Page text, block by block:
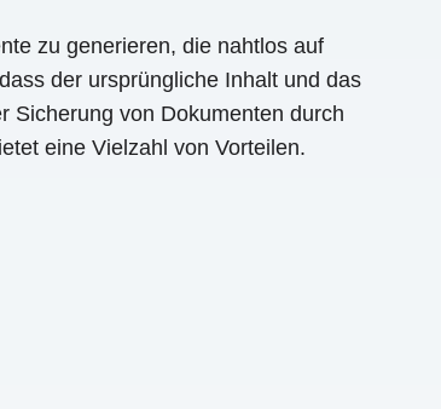
zu generieren, die nahtlos auf
der ursprüngliche Inhalt und das
Sicherung von Dokumenten durch
eine Vielzahl von Vorteilen.